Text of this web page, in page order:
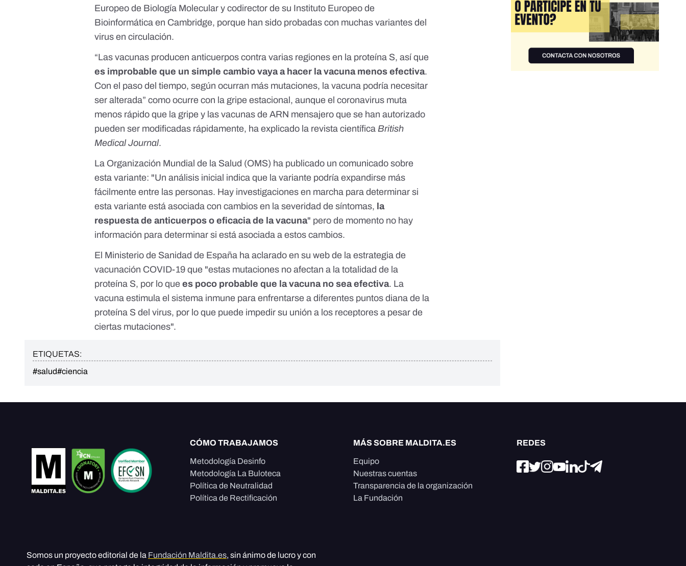
Europeo de Biología Molecular y codirector de su Instituto Europeo de
Bioinformática en Cambridge, porque han sido probadas con muchas variantes del
virus en circulación.
“Las vacunas producen anticuerpos contra varias regiones en la proteína S, así que
es improbable que un simple cambio vaya a hacer la vacuna menos efectiva.
Con el paso del tiempo, según ocurran más mutaciones, la vacuna podría necesitar
ser alterada” como ocurre con la gripe estacional, aunque el coronavirus muta
menos rápido que la gripe y las vacunas de ARN mensajero que se han autorizado
pueden ser modificadas rápidamente, ha explicado la revista científicaBritish
Medical Journal.
La Organización Mundial de la Salud (OMS) ha publicado un comunicado sobre
esta variante: "Un análisis inicial indica que la variante podría expandirse más
fácilmente entre las personas. Hay investigaciones en marcha para determinar si
esta variante está asociada con cambios en la severidad de síntomas, la
respuesta de anticuerpos o eficacia de la vacuna" pero de momento no hay
información para determinar si está asociada a estos cambios.
El Ministerio de Sanidad de España ha aclarado en su web de laestrategia de
vacunación COVID-19 que "estas mutaciones no afectan a la totalidad de la
proteína S, por lo quees poco probable que la vacuna no sea efectiva. La
vacuna estimula el sistema inmune para enfrentarse a diferentes puntos diana de la
proteína S del virus, por lo que puede impedir su unión a los receptores a pesar de
ciertas mutaciones".
ETIQUETAS:
#salud#ciencia
CÓMO TRABAJAMOS
Metodología Desinfo
Metodología La Buloteca
Política de Neutralidad
Política de Rectificación
MÁS SOBRE MALDITA.ES
Equipo
Nuestras cuentas
Transparencia de la organización
La Fundación
REDES
Somos un proyecto editorial de la Fundación Maldita.es, sin ánimo de lucro y con